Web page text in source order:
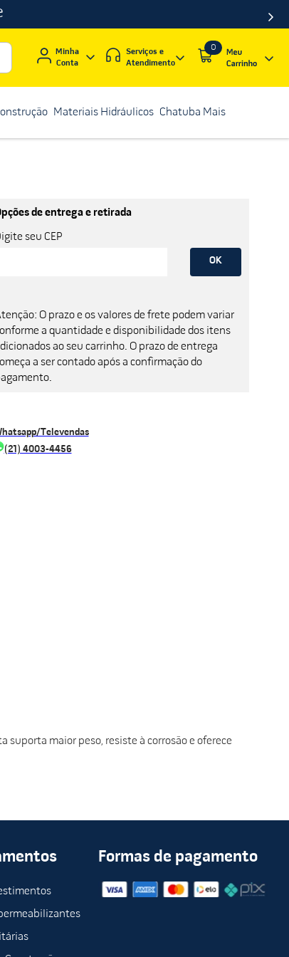
Minha
Conta
Serviços e
Atendimento
0
Materiais Hidráulicos Chatuba Mais
de entrega e retirada
seu CEP
OK
O prazo e os valores de frete podem variar
a quantidade e disponibilidade dos itens
ao seu carrinho. O prazo de entrega
a ser contado após a confirmação do
Televendas
(21) 4003-4456
suporta maior peso, resiste à corrosão e oferece
Formas de pagamento